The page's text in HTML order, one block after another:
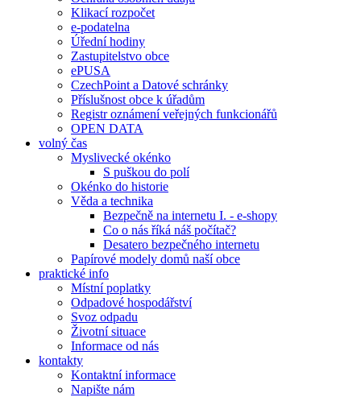
Klikací rozpočet
e-podatelna
Úřední hodiny
Zastupitelstvo obce
ePUSA
CzechPoint a Datové schránky
Příslušnost obce k úřadům
Registr oznámení veřejných funkcionářů
OPEN DATA
volný čas
Myslivecké okénko
S puškou do polí
Okénko do historie
Věda a technika
Bezpečně na internetu I. - e-shopy
Co o nás říká náš počítač?
Desatero bezpečného internetu
Papírové modely domů naší obce
praktické info
Místní poplatky
Odpadové hospodářství
Svoz odpadu
Životní situace
Informace od nás
kontakty
Kontaktní informace
Napište nám